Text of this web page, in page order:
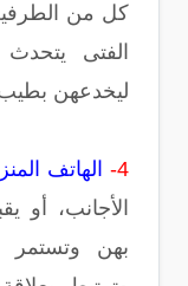
كل من
الفتى
ليخدعهن
4- الهاتف
الأجانب، أو
بهن وتستمر